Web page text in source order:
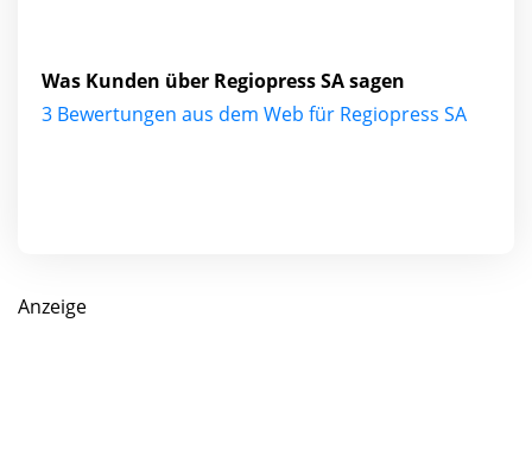
Was Kunden über Regiopress SA sagen
3 Bewertungen aus dem Web für Regiopress SA
Anzeige